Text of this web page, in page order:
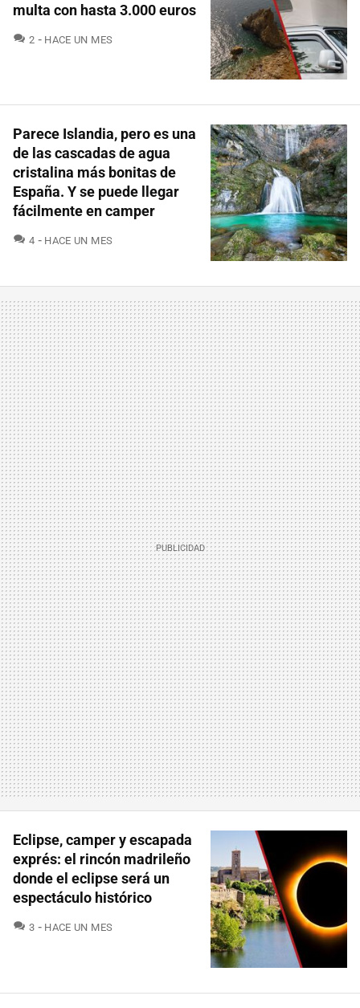
multa con hasta 3.000 euros
2 COMENTARIOS
HACE UN MES
Parece Islandia, pero es una
de las cascadas de agua
cristalina más bonitas de
España. Y se puede llegar
fácilmente en camper
4 COMENTARIOS
HACE UN MES
Eclipse, camper y escapada
exprés: el rincón madrileño
donde el eclipse será un
espectáculo histórico
3 COMENTARIOS
HACE UN MES